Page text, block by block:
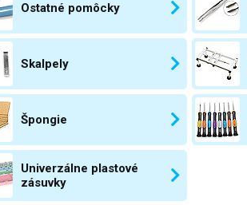
Ostatné pomôcky
Skalpely
Špongie
Univerzálne plastové
zásuvky